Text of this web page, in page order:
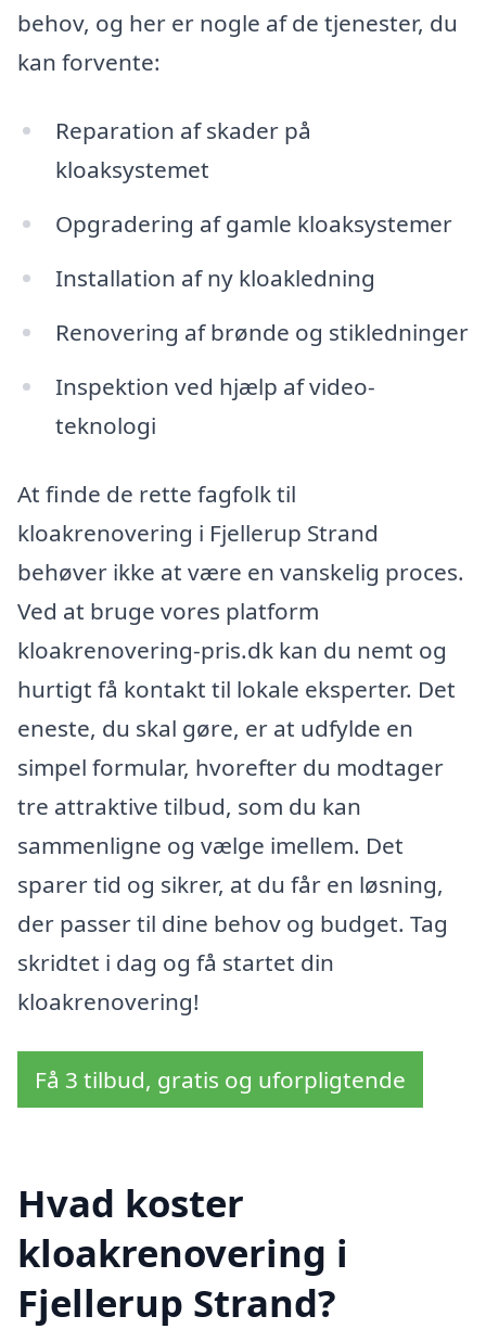
behov, og her er nogle af de tjenester, du
kan forvente:
Reparation af skader på
kloaksystemet
Opgradering af gamle kloaksystemer
Installation af ny kloakledning
Renovering af brønde og stikledninger
Inspektion ved hjælp af video-
teknologi
At finde de rette fagfolk til
kloakrenovering i Fjellerup Strand
behøver ikke at være en vanskelig proces.
Ved at bruge vores platform
kloakrenovering-pris.dk kan du nemt og
hurtigt få kontakt til lokale eksperter. Det
eneste, du skal gøre, er at udfylde en
simpel formular, hvorefter du modtager
tre attraktive tilbud, som du kan
sammenligne og vælge imellem. Det
sparer tid og sikrer, at du får en løsning,
der passer til dine behov og budget. Tag
skridtet i dag og få startet din
kloakrenovering!
Få 3 tilbud, gratis og uforpligtende
Hvad koster
kloakrenovering i
Fjellerup Strand?